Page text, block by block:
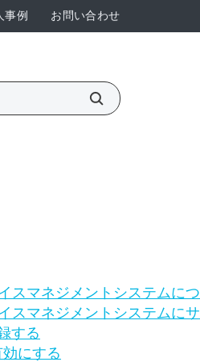
事例 お問い合わせ
スマネジメントシステムに
スマネジメントシステムに
する
にする